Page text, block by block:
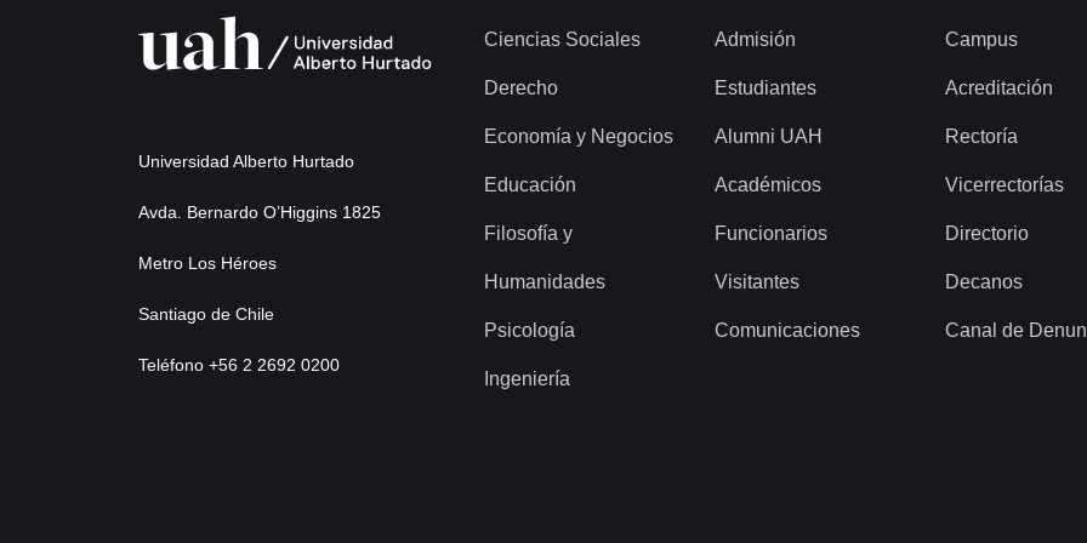
Universidad Alberto Hurtado
Avda. Bernardo O’Higgins 1825
Metro Los Héroes
Santiago de Chile
Teléfono +56 2 2692 0200
Ciencias Sociales
Derecho
Economía y Negocios
Educación
Filosofía y
Humanidades
Psicología
Ingeniería
Admisión
Estudiantes
Alumni UAH
Académicos
Funcionarios
Visitantes
Comunicaciones
Campus
Acreditación
Rectoría
Vicerrectorías
Directorio
Decanos
Canal de